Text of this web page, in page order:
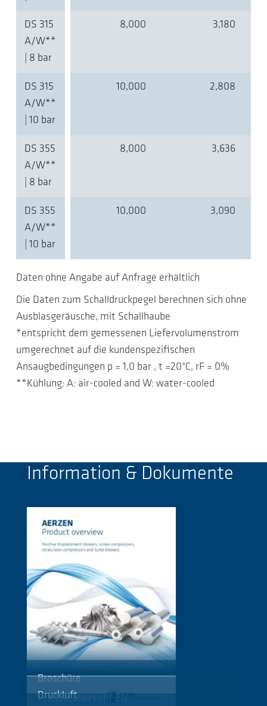
DS 315
A/W**
| 8 bar
8,000 3,180
DS 315
A/W**
| 10 bar
10,000 2,808
DS 355
A/W**
| 8 bar
8,000 3,636
DS 355
A/W**
| 10 bar
10,000 3,090
Daten ohne Angabe auf Anfrage erhältlich
Die Daten zum Schalldruckpegel berechnen sich ohne
Ausblasgeräusche, mit Schallhaube
*entspricht dem gemessenen Liefervolumenstrom
umgerechnet auf die kundenspezifischen
Ansaugbedingungen p = 1,0 bar , t =20°C, rF = 0%
**Kühlung: A: air-cooled and W: water-cooled
Information & Dokumente
Broschüre
Produktübersicht EN
Druckluft